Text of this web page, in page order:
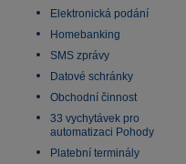
Elektronická podání
Homebanking
SMS zprávy
Datové schránky
Obchodní činnost
33 vychytávek pro
automatizaci Pohody
Platební terminály